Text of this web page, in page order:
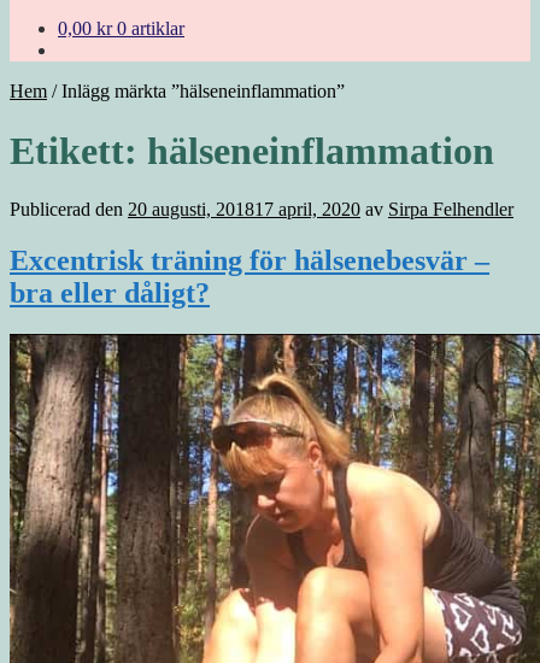
0,00 kr 0 artiklar
Hem /Inlägg märkta ”hälseneinflammation”
Etikett: hälseneinflammation
Publicerad den 20 augusti, 201817 april, 2020 av Sirpa Felhendler
Excentrisk träning för hälsenebesvär –
bra eller dåligt?